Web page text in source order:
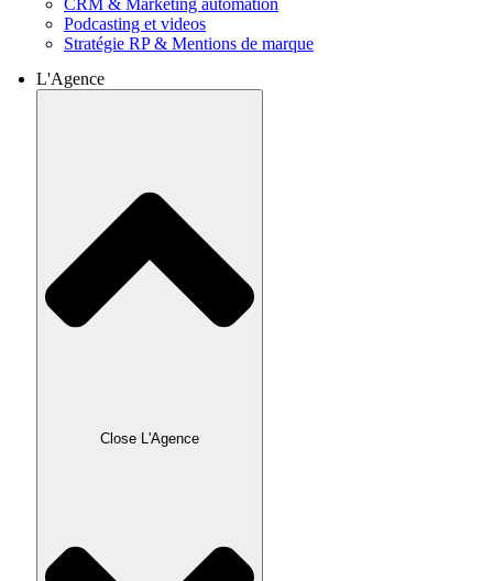
Podcasting et videos
Stratégie RP & Mentions de marque
L'Agence
Close L'Agence